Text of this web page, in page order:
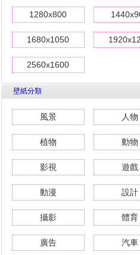
1280x800
1680x1050
2560x1600
壁紙分類
風景 人物
植物 動物
影視 遊戲
動漫 設計
攝影 體育
廣告 汽車